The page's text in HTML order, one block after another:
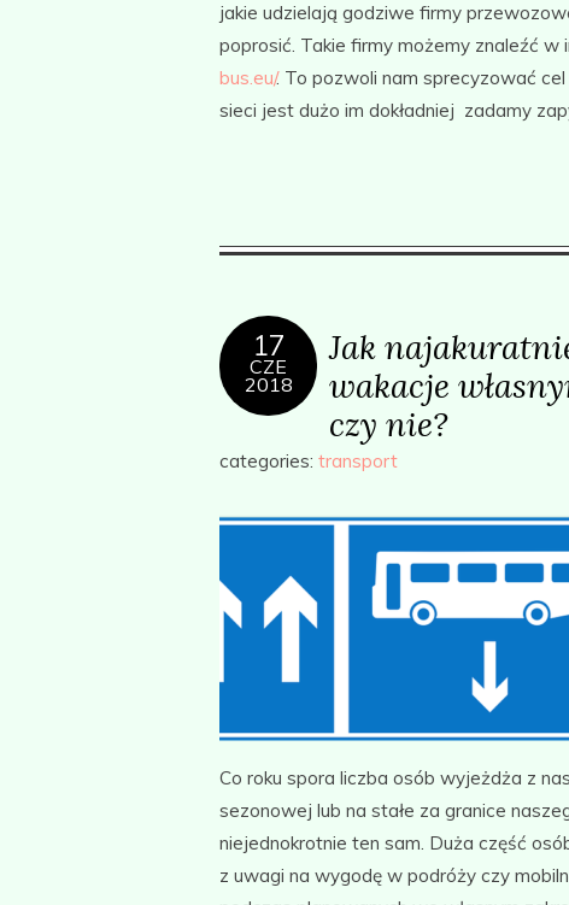
jakie udzielają godziwe firmy
poprosić. Takie firmy możemy znaleźć w
bus.eu/. To pozwoli nam sprecyzować
sieci jest dużo im dokładniej zadamy
17
CZE
2018
Jak
wakacje
czy nie?
categories: transport
Co roku spora liczba osób wyjeżdża z
sezonowej lub na stałe za granice
niejednokrotnie ten sam. Duża część
z uwagi na wygodę w podróży czy